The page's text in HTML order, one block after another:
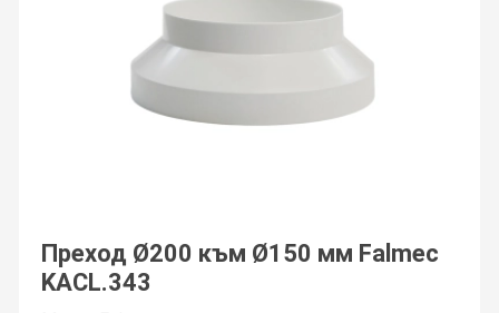
Преход Ø200 към Ø150 мм Falmec
KACL.343